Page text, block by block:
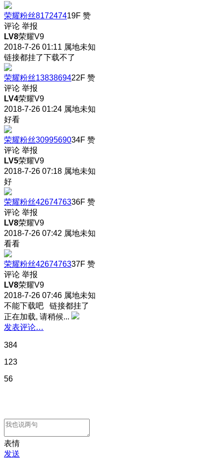
荣耀粉丝817247419F 赞
评论 举报
LV8荣耀V9
2018-7-26 01:11 属地未知
链接都挂了下载不了
荣耀粉丝1383869422F 赞
评论 举报
LV4荣耀V9
2018-7-26 01:24 属地未知
好看
荣耀粉丝3099569034F 赞
评论 举报
LV5荣耀V9
2018-7-26 07:18 属地未知
好
荣耀粉丝4267476336F 赞
评论 举报
LV8荣耀V9
2018-7-26 07:42 属地未知
看看
荣耀粉丝4267476337F 赞
评论 举报
LV8荣耀V9
2018-7-26 07:46 属地未知
不能下载吧 链接都挂了
正在加载, 请稍候...
发表评论…
384
123
56
表情
发送